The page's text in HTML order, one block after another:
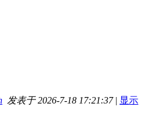
发表于 2026-7-18 17:21:37 | 显示